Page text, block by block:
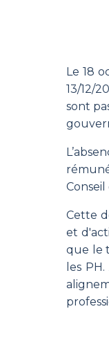
Le 18
13/12/
sont
Cette
et
que le
les